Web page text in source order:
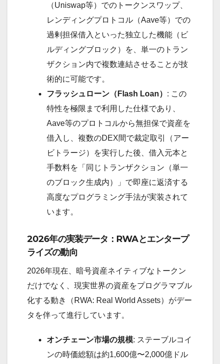
（Uniswap等）でのトークンスワップ、
レンディングプロトコル（Aave等）での
過剰担保借入といった独立した機能（ビ
ルディングブロック）を、単一のトラン
ザクション内で複数連結させることが技
術的に可能です。
フラッシュローン（Flash Loan） : この
特性を極限まで利用した仕様であり、
Aave等のプロトコルから無担保で資産を
借入し、複数のDEX間で裁定取引（アー
ビトラージ）を実行した後、借入元本と
手数料を「同じトランザクション（単一
のブロック生成内）」で即座に返済する
高度なプログラミング手法が実装されて
います。
2026年の実装データ：RWAとエンタープ
ライズの動向
2026年現在、暗号資産ネイティブなトークン
だけでなく、現実世界の資産をプログラマブル
化する動き（RWA: Real World Assets）がデー
タを伴って進行しています。
オンチェーン市場の規模: ステーブルコイ
ンの時価総額は約1,600億〜2,000億ドル